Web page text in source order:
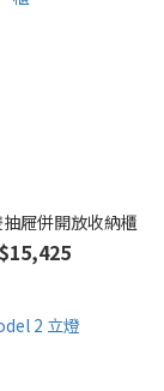
屜併開放收納櫃